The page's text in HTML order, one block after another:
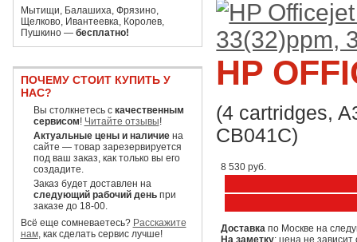
Мытищи, Балашиха, Фрязино,
Щелково, Ивантеевка, Королев,
Пушкино — бесплатно!
ПОЧЕМУ СТОИТ КУПИТЬ У
НАС?
Вы столкнетесь с качественным
сервисом! Читайте отзывы!
Актуальные цены и наличиена
сайте — товар зарезервируется
под ваш заказ, как только вы его
создадите.
Заказ будет доставлен на
следующий рабочий деньпри
заказе до 18-00.
Всё еще сомневаетесь? Расскажите
нам, как сделать сервис лучше!
HP
(4 cartridges,
CB041C)
8 530 руб.
Доставка по Москве на